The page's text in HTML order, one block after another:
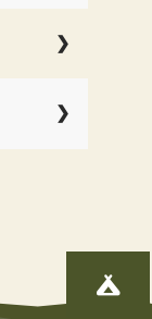
